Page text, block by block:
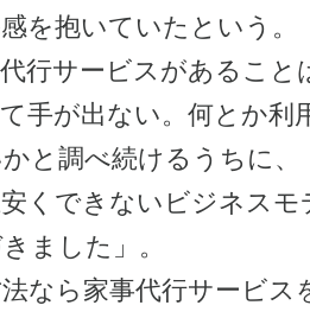
を抱いていたという。
行サービスがあること
手が出ない。何とか利
と調べ続けるうちに、
くできないビジネス
ました」。
なら家事代行サービス